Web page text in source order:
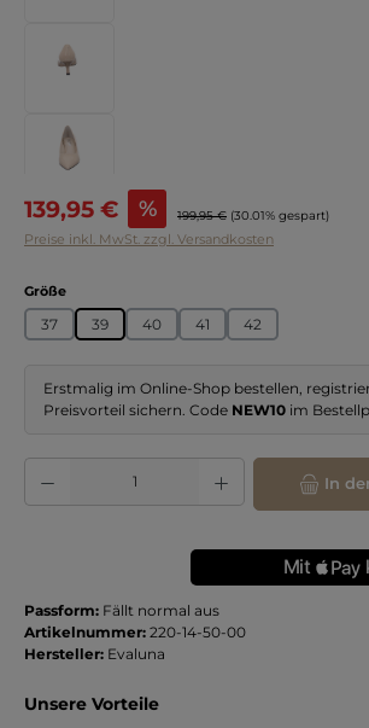
Verkaufspreis:
139,95 € % Regulärer Preis:
199,95 € (30.01% gespart)
Preise inkl. MwSt. zzgl. Versandkosten
Größeauswählen
37 39 40 41 42
Erstmalig im Online-Shop bestellen,
Preisvorteil sichern. Code NEW10 im
Produkt Anzahl: Gib den gewünschten Wert ein
In
Passform: Fällt normal aus
Artikelnummer: 220-14-50-00
Hersteller: Evaluna
Unsere Vorteile